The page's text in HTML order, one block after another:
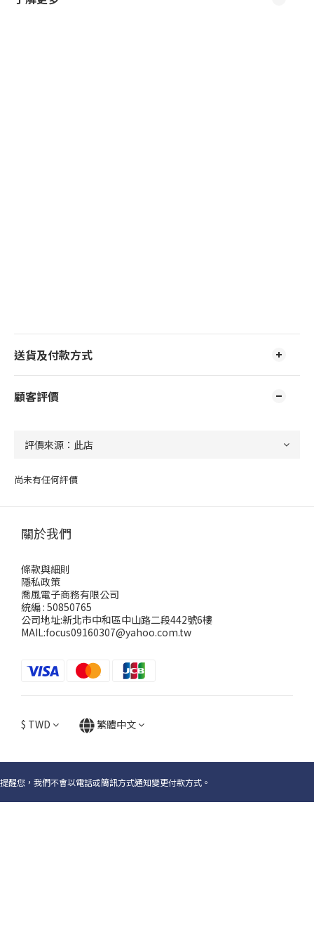
送貨及付款方式
顧客評價
尚未有任何評價
關於我們
條款與細則
隱私政策
喬風電子商務有限公司
統編 : 50850765
公司地址:新北市中和區中山路二段442號6樓
MAIL:focus09160307@yahoo.com.tw
$ TWD 繁體中文
提醒您，我們不會以電話或簡訊方式通知變更付款方式。